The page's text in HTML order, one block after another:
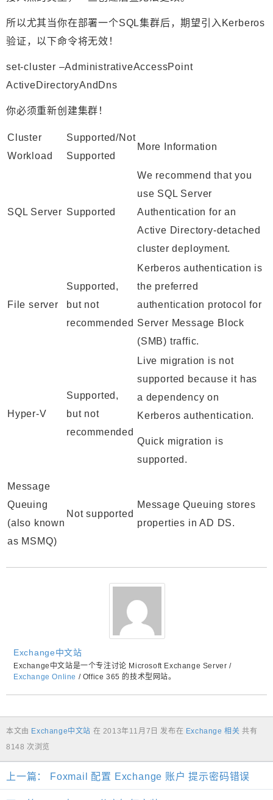
所以尤其当你在部署一个SQL集群后，期望引入Kerberos
验证，以下命令将无效 ！
set-cluster –AdministrativeAccessPoint
ActiveDirectoryAndDns
你必须重新创建集群！
Cluster
Workload
Supported/Not
Supported
More Information
SQL Server Supported
We recommend that you
use SQL Server
Authentication for an
Active Directory-detached
cluster deployment.
File server
Supported,
but not
recommended
Kerberos authentication is
the preferred
authentication protocol for
Server Message Block
(SMB) traffic.
Hyper-V
Supported,
but not
recommended
Live migration is not
supported because it has
a dependency on
Kerberos authentication.
Quick migration is
supported.
Message
Queuing
(also known
as MSMQ)
Not supported
Message Queuing stores
properties in AD DS.
Exchange中文站
Exchange中文站是一个专注讨论 Microsoft Exchange Server /
Exchange Online / Office 365 的技术型网站。
本文由 Exchange中文站 在 2013年11月7日 发布在 Exchange 相关 共有
8148 次浏览
上一篇： Foxmail 配置 Exchange 账户 提示密码错误